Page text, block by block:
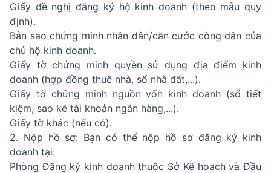
Giấy đề nghị đăng ký hộ kinh doanh (theo mẫu quy
định).
Bản sao chứng minh nhân dân/căn cước công dân của
chủ hộ kinh doanh.
Giấy tờ chứng minh quyền sử dụng địa điểm kinh
doanh (hợp đồng thuê nhà, sổ nhà đất,...).
Giấy tờ chứng minh nguồn vốn kinh doanh (sổ tiết
kiệm, sao kê tài khoản ngân hàng,...).
Giấy tờ khác (nếu có).
2. Nộp hồ sơ: Bạn có thể nộp hồ sơ đăng ký kinh
doanh tại:
Phòng Đăng ký kinh doanh thuộc Sở Kế hoạch và Đầu